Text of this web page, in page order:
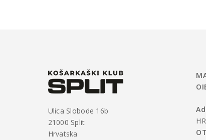
Ulica Slobode 16b
21000 Split
Hrvatska